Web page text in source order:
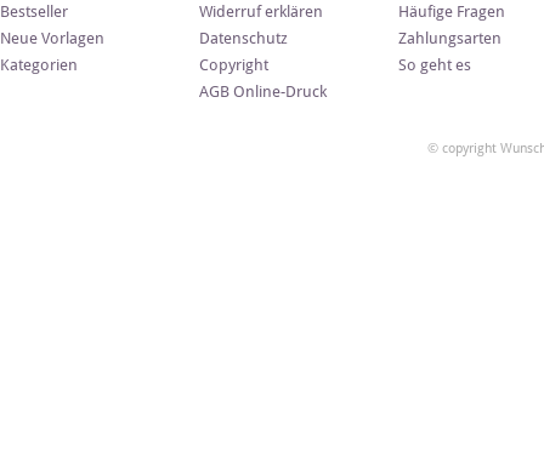
Bestseller
Neue Vorlagen
Kategorien
Widerruf erklären
Datenschutz
Copyright
AGB Online-Druck
Häufige Fragen
Zahlungsarten
So geht es
© copyright